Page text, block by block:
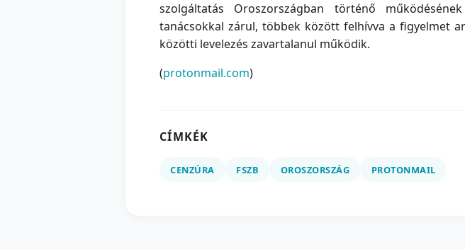
szolgáltatás Oroszországban történő
tanácsokkal zárul, többek között felhívva a figyelmet
közötti levelezés zavartalanul működik.
(protonmail.com)
CÍMKÉK
CENZÚRA FSZB OROSZORSZÁG PROTONMAIL